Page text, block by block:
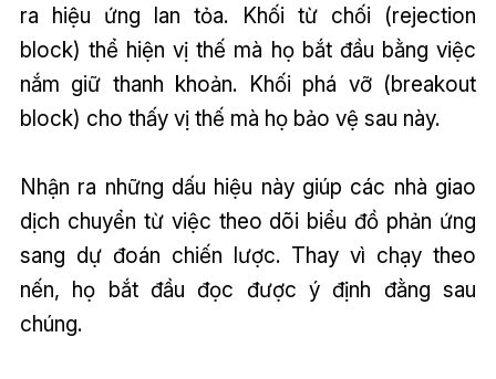
ra hiệu ứng lan tỏa. Khối từ chối (rejection
block) thể hiện vị thế mà họ bắt đầu bằng việc
nắm giữ thanh khoản. Khối phá vỡ (breakout
block) cho thấy vị thế mà họ bảo vệ sau này.
Nhận ra những dấu hiệu này giúp các nhà giao
dịch chuyển từ việc theo dõi biểu đồ phản ứng
sang dự đoán chiến lược. Thay vì chạy theo
nến, họ bắt đầu đọc được ý định đằng sau
chúng.